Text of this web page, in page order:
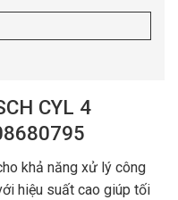
CYL 4
khả năng xử lý công
hiệu suất cao giúp tối